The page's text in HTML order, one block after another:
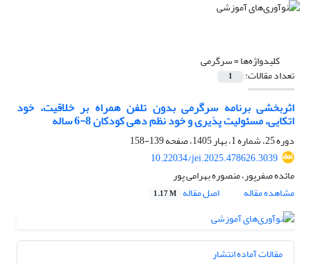
کلیدواژه‌ها =سرگرمی
تعداد مقالات: 1
اثربخشی برنامه سرگرمی بدون تلفن همراه بر خلاقیت، خود
اتکایی، مسئولیت پذیری و خود نظم دهی کودکان 8-6 ساله
دوره 25، شماره 1، بهار 1405، صفحه
139-158
10.22034/jei.2025.478626.3039
مائده صفرپور، منصوره بهرامی پور
مشاهده مقاله
اصل مقاله 1.17 M
مقالات آماده انتشار